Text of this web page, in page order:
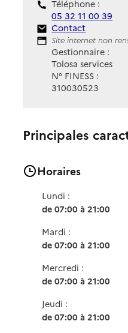
Téléphone :
05 32 11 00 39
Contact
Contact
Site Internet
Site internet non
Gestionnaire :
Tolosa services
N° FINESS :
310030523
Principales
Horaires
Lundi :
de 07:00 à 21:00
Mardi :
de 07:00 à 21:00
Mercredi :
de 07:00 à 21:00
Jeudi :
de 07:00 à 21:00